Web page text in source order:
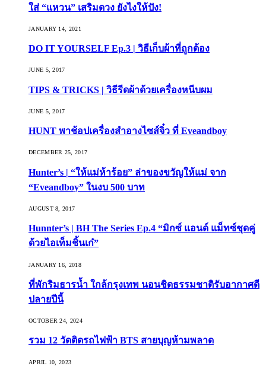
ใส่ “แหวน” เสริมดวง ยังไงให้ปัง!
JANUARY 14, 2021
DO IT YOURSELF Ep.3 | วิธีเก็บผ้าที่ถูกต้อง
JUNE 5, 2017
TIPS & TRICKS | วิธีรีดผ้าด้วยเครื่องหนีบผม
JUNE 5, 2017
HUNT พาช้อปเครื่องสำอางไซส์จิ๋ว ที่ Eveandboy
DECEMBER 25, 2017
Hunter’s | “ให้แม่ห้าร้อย” ล่าของขวัญให้แม่ จาก
“Eveandboy” ในงบ 500 บาท
AUGUST 8, 2017
Hunnter’s | BH The Series Ep.4 “มิกซ์ แอนด์ แม็ทซ์ชุดคู่
ด้วยไอเท็มชิ้นเก๋”
JANUARY 16, 2018
ที่พักริมธารน้ำ ใกล้กรุงเทพ นอนชิดธรรมชาติรับอากาศดี
ปลายปีนี้
OCTOBER 24, 2024
รวม 12 วัดติดรถไฟฟ้า BTS สายบุญห้ามพลาด
APRIL 10, 2023